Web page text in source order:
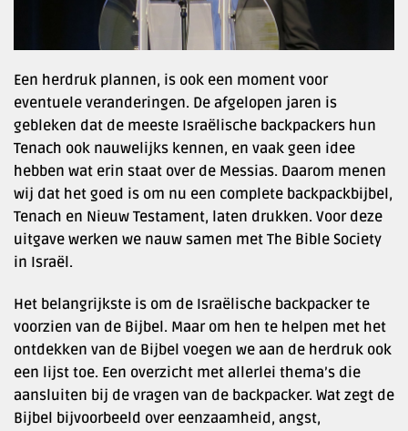
Een herdruk plannen, is ook een moment voor
eventuele veranderingen. De afgelopen jaren is
gebleken dat de meeste Israëlische backpackers hun
Tenach ook nauwelijks kennen, en vaak geen idee
hebben wat erin staat over de Messias. Daarom menen
wij dat het goed is om nu een complete backpackbijbel,
Tenach en Nieuw Testament, laten drukken. Voor deze
uitgave werken we nauw samen met The Bible Society
in Israël.
Het belangrijkste is om de Israëlische backpacker te
voorzien van de Bijbel. Maar om hen te helpen met het
ontdekken van de Bijbel voegen we aan de herdruk ook
een lijst toe. Een overzicht met allerlei thema’s die
aansluiten bij de vragen van de backpacker. Wat zegt de
Bijbel bijvoorbeeld over eenzaamheid, angst,